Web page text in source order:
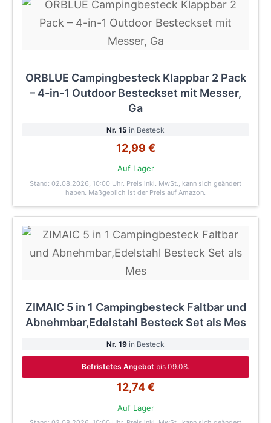
ORBLUE Campingbesteck Klappbar 2 Pack
– 4-in-1 Outdoor Besteckset mit Messer,
Ga
Nr. 15 in Besteck
12,99 €
Auf Lager
Stand: 02.08.2026, 10:00 Uhr. Preis inkl. MwSt., kann sich geändert
haben. Maßgeblich ist der Preis auf Amazon.
ZIMAIC 5 in 1 Campingbesteck Faltbar und
Abnehmbar,Edelstahl Besteck Set als Mes
Nr. 19 in Besteck
Befristetes Angebot bis 09.08.
12,74 €
Auf Lager